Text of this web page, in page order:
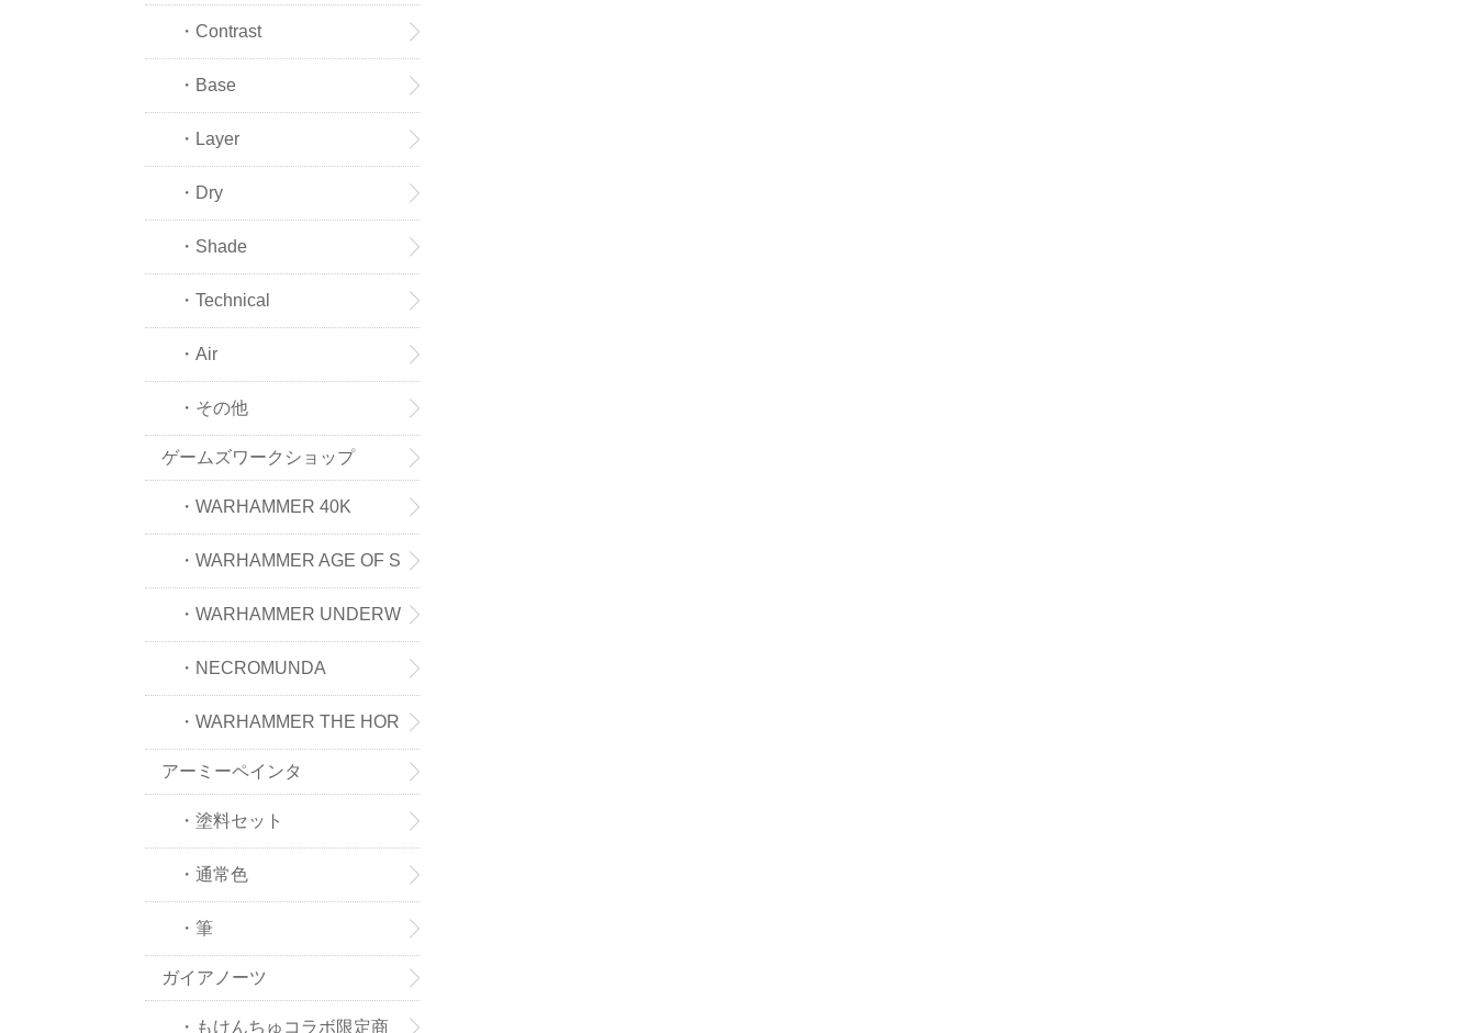
・Contrast
・Base
・Layer
・Dry
・Shade
・Technical
・Air
・その他
ゲームズワークショップ
・WARHAMMER 40K
・WARHAMMER AGE OF S
IGMAR
・WARHAMMER UNDERW
ORLDS
・NECROMUNDA
・WARHAMMER THE HOR
US HERESY
アーミーペインタ
・塗料セット
・通常色
・筆
ガイアノーツ
・もけんちゅコラボ限定商